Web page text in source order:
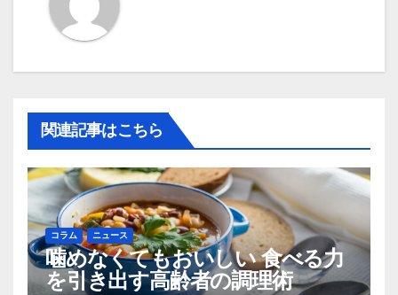
ー
シ
ン
関連記事はこちら
コラム ニュース
噛めなくてもおいしい 食べる力
を引き出す高齢者の調理術